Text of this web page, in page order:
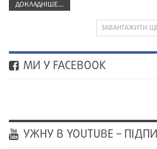
ДОКЛАДНІШЕ...
ЗАВАНТАЖИТИ
МИ У FACEBOOK
УЖНУ В YOUTUBE –